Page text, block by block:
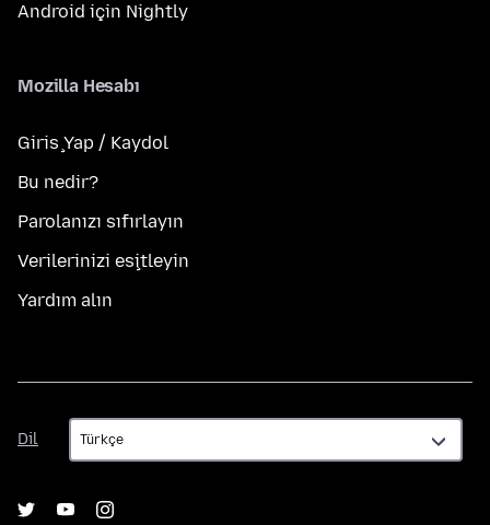
Android için Nightly
Mozilla Hesabı
Giriş Yap / Kaydol
Bu nedir?
Parolanızı sıfırlayın
Verilerinizi eşitleyin
Yardım alın
Dil
Dil